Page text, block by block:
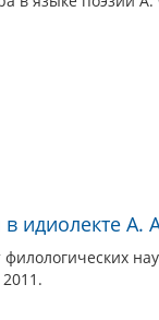
идиолекте А.